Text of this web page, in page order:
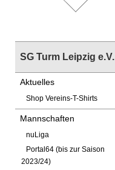
SG Turm Leipzig e.V.
Aktuelles
Shop Vereins-T-Shirts
Mannschaften
nuLiga
Portal64 (bis zur Saison
2023/24)